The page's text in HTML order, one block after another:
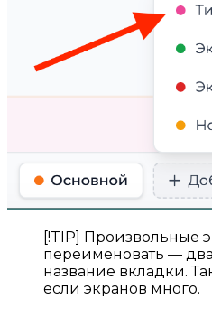
[!TIP] Произвольные
переименовать —
название вкладки.
если экранов много.